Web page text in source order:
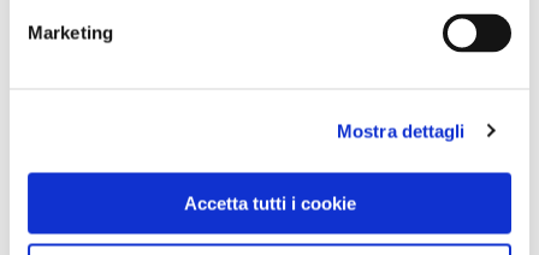
Marketing
Mostra dettagli
Accetta tutti i cookie